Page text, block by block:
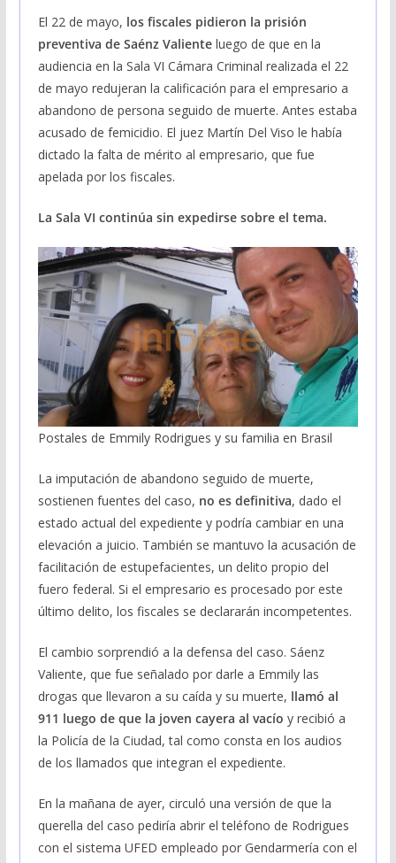
El 22 de mayo, los fiscales pidieron la prisión
preventiva de Saénz Valienteluego de que en la
audiencia en la Sala VI Cámara Criminal realizada el 22
de mayo redujeran la calificación para el empresario a
abandono de persona seguido de muerte. Antes estaba
acusado de femicidio. El juez Martín Del Viso le había
dictado la falta de mérito al empresario, que fue
apelada por los fiscales.
La Sala VI continúa sin expedirse sobre el tema.
Postales de Emmily Rodrigues y su familia en Brasil
La imputación de abandono seguido de muerte,
sostienen fuentes del caso, no es definitiva, dado el
estado actual del expediente y podría cambiar en una
elevación a juicio. También se mantuvo la acusación de
facilitación de estupefacientes, un delito propio del
fuero federal. Si el empresario es procesado por este
último delito, los fiscales se declararán incompetentes.
El cambio sorprendió a la defensa del caso. Sáenz
Valiente, que fue señalado por darle a Emmily las
drogas que llevaron a su caída y su muerte, llamó al
911 luego de que la joven cayera al vacío y recibió a
la Policía de la Ciudad, tal como consta en los audios
de los llamados que integran el expediente.
En la mañana de ayer, circuló una versión de que la
querella del caso pediría abrir el teléfono de Rodrigues
con el sistema UFED empleado por Gendarmería con el